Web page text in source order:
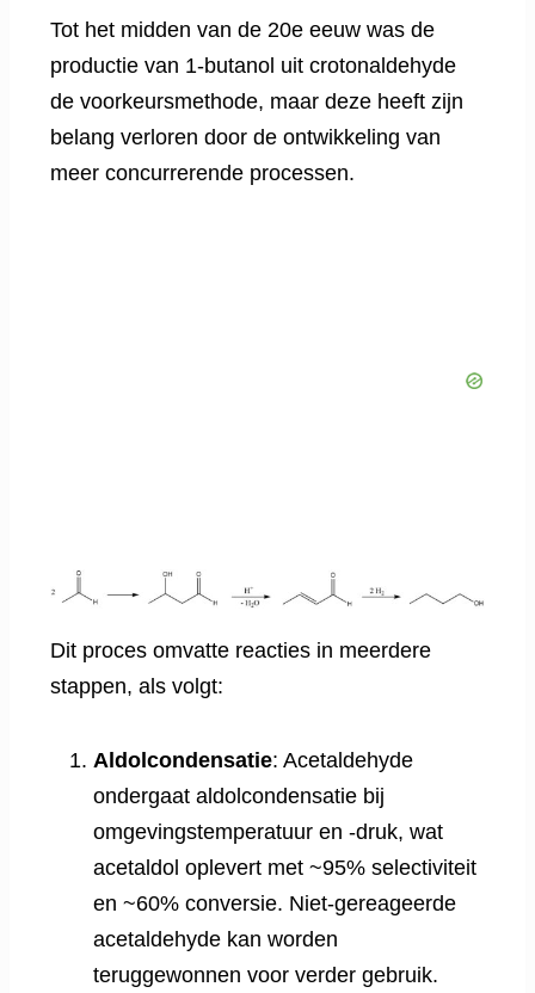
Tot het midden van de 20e eeuw was de
productie van 1-butanol uit crotonaldehyde
de voorkeursmethode, maar deze heeft zijn
belang verloren door de ontwikkeling van
meer concurrerende processen.
Dit proces omvatte reacties in meerdere
stappen, als volgt:
Aldolcondensatie: Acetaldehyde
ondergaat aldolcondensatie bij
omgevingstemperatuur en -druk, wat
acetaldol oplevert met ~95% selectiviteit
en ~60% conversie. Niet-gereageerde
acetaldehyde kan worden
teruggewonnen voor verder gebruik.